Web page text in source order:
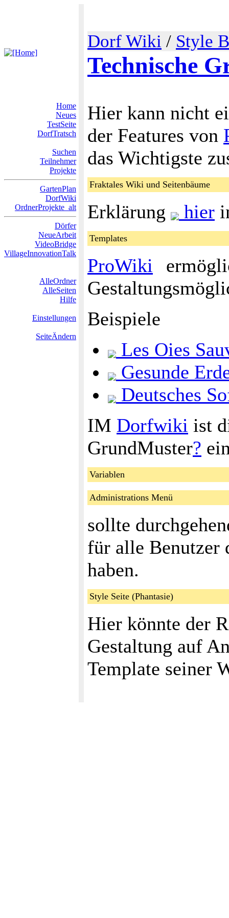
Dorf Wiki / Style
Technische
Home
Neues
TestSeite
DorfTratsch
Suchen
Teilnehmer
Projekte
GartenPlan
DorfWiki
OrdnerProjekte_alt
Dörfer
NeueArbeit
VideoBridge
VillageInnovationTalk
AlleOrdner
AlleSeiten
Hilfe
Einstellungen
SeiteÄndern
Hier kann nicht
der Features von
das Wichtigste
Fraktales Wiki und Seitenbäume
Erklärung hier
Templates
ProWiki
Beispiele
Les Oies
Gesunde
Deutsches
IM Dorfwiki ist
GrundMuster?
Variablen
Administrations Menü
sollte
für alle Benutzer
haben.
Style Seite (Phantasie)
Hier könnte der
Gestaltung auf
Template seiner